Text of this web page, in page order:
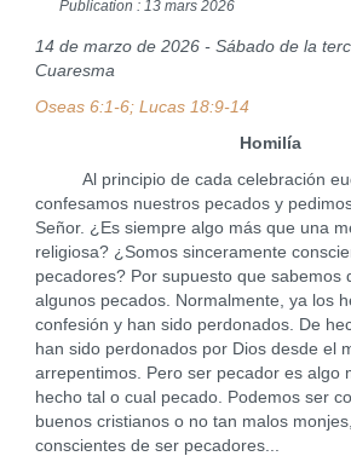
Publication : 13 mars 2026
14 de marzo de 2026 - Sábado de la
Cuaresma
Oseas 6:1-6; Lucas 18:9-14
Homilía
Al principio de cada celebración
confesamos nuestros pecados y
Señor. ¿Es siempre algo más que una
religiosa? ¿Somos sinceramente
pecadores? Por supuesto que sabemos
algunos pecados. Normalmente, ya los
confesión y han sido perdonados. De
han sido perdonados por Dios desde el
arrepentimos. Pero ser pecador es algo
hecho tal o cual pecado. Podemos ser
buenos cristianos o no tan malos
conscientes de ser pecadores...